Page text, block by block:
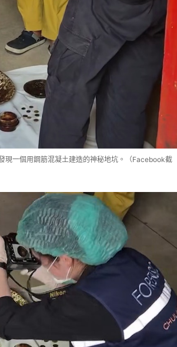
現一個用鋼筋混凝土建造的神秘地坑。（Facebook截